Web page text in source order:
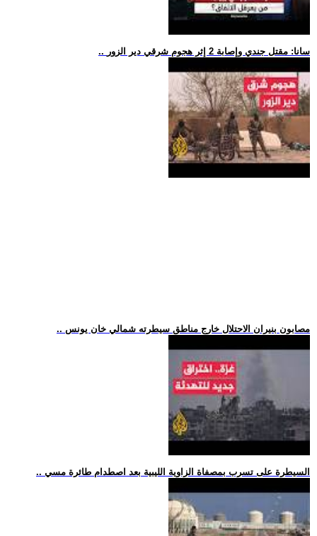
.. سانا: مقتل جندي وإصابة 2 إثر هجوم شرقي دير الزور
.. مصابون بنيران الاحتلال خارج مناطق سيطرته شمالي خان يونس
.. السيطرة على تسرب بمصفاة الزاوية الليبية بعد اصطدام طائرة مسي